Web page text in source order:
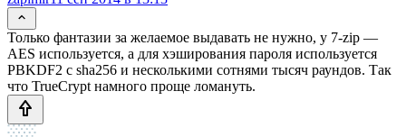
Только фантазии за желаемое выдавать не нужно, у 7-zip —
AES используется, а для хэширования пароля используется
PBKDF2 с sha256 и несколькими сотнями тысяч раундов. Так
что TrueCrypt намного проще ломануть.